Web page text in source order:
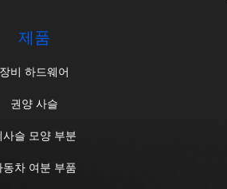
제품
장비 하드웨어
권양 사슬
사슬 모양 부분
동차 여분 부품